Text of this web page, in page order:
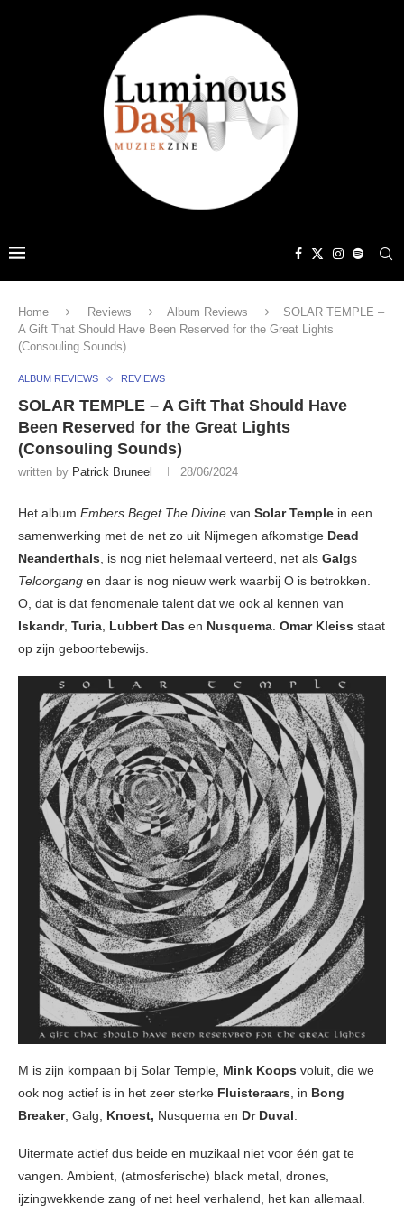
Home Reviews Album Reviews
SOLAR TEMPLE –
A Gift That Should Have Been Reserved for the Great Lights
(Consouling Sounds)
ALBUM REVIEWS REVIEWS
SOLAR TEMPLE – A Gift That Should Have
Been Reserved for the Great Lights
(Consouling Sounds)
written by Patrick Bruneel 28/06/2024
Het album Embers Beget The Divine van Solar Temple in een
samenwerking met de net zo uit Nijmegen afkomstige Dead
Neanderthals, is nog niet helemaal verteerd, net als Galgs
Teloorgang en daar is nog nieuw werk waarbij O is betrokken.
O, dat is dat fenomenale talent dat we ook al kennen van
Iskandr, Turia, Lubbert Das en Nusquema. Omar Kleiss staat
op zijn geboortebewijs.
M is zijn kompaan bij Solar Temple, Mink Koops voluit, die we
ook nog actief is in het zeer sterke Fluisteraars, in Bong
Breaker, Galg, Knoest, Nusquema en Dr Duval.
Uitermate actief dus beide en muzikaal niet voor één gat te
vangen. Ambient, (atmosferische) black metal, drones,
ijzingwekkende zang of net heel verhalend, het kan allemaal.